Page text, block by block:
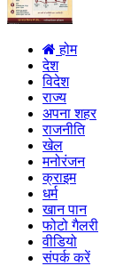
होम
देश
विदेश
राज्य
अपना शहर
राजनीति
खेल
मनोरंजन
क्राइम
धर्म
खान पान
फोटो गैलरी
वीडियो
संपर्क करें